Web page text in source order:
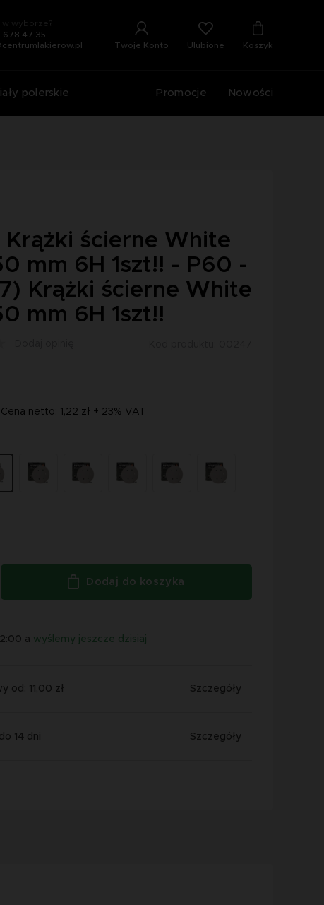
w wyborze?
678 47 35
Twoje Konto Ulubione Koszyk
polerskie Promocje Nowości
Krążki ścierne White
mm 6H 1szt!! - P60 -
Krążki ścierne White
mm 6H 1szt!!
Cena netto: 1,22 zł + 23% VAT
Dodaj do koszyka
a wyślemy jeszcze dzisiaj
od: 11,00 zł Szczegóły
14 dni Szczegóły